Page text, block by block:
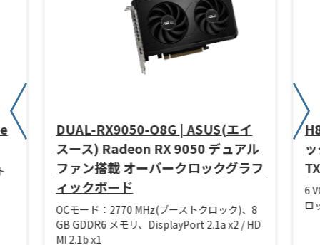
DUAL-RX9050-O8G | ASUS(エイ
スース) Radeon RX 9050 デュアル
ファン搭載 オーバークロックグラフ
ィックボード
OCモード：2770 MHz(ブーストクロック)、8
GB GDDR6 メモリ、DisplayPort 2.1a x2 / HD
MI 2.1b x1
6
ロ